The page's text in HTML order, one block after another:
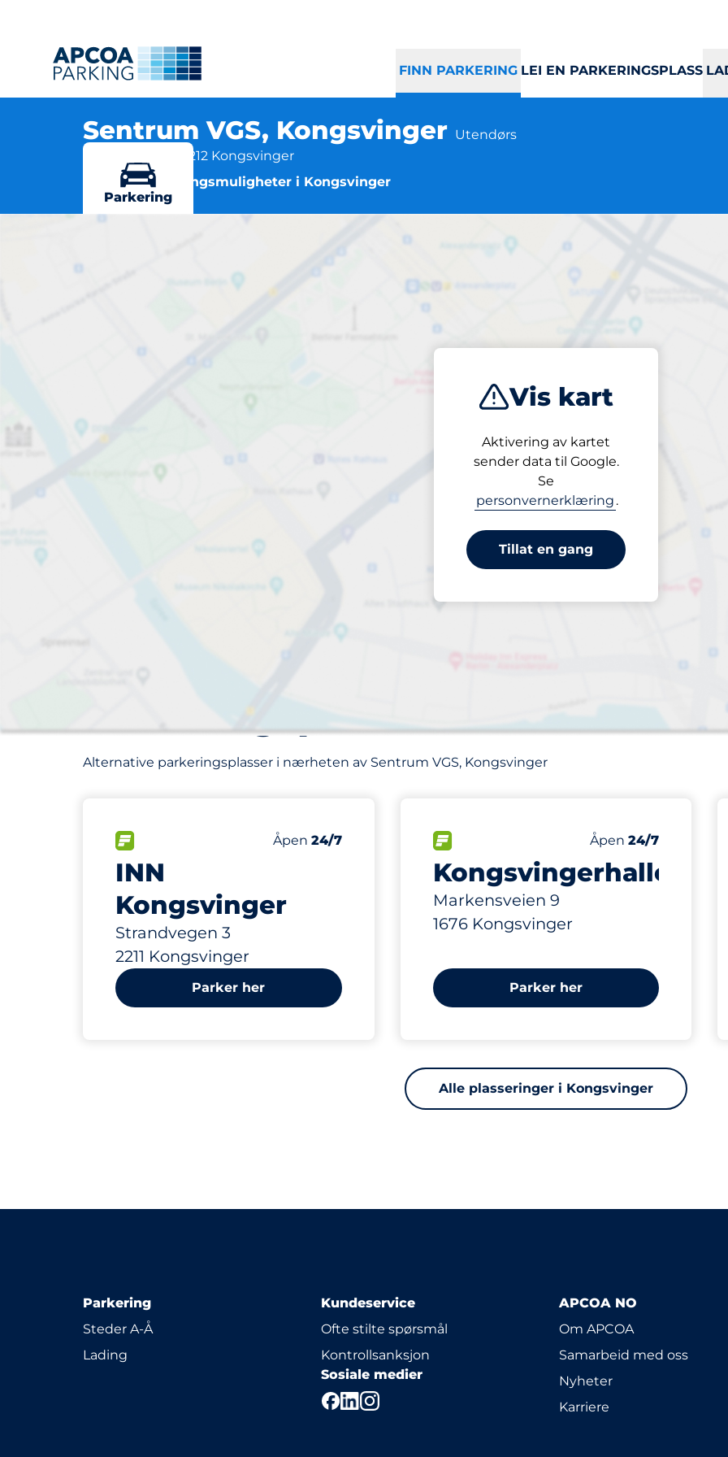
FINN PARKERING LEI EN PARKERINGSPLASS
Sentrum VGS, Kongsvinger Utendørs
Strandvegen 1, 2212 Kongsvinger
Flere parkeringsmuligheter i Kongsvinger
Vis kart
Aktivering av kartet
sender data til Google.
Se
personvernerklæring .
Tillat en gang
Parkering
Sentrum VGS,
Åpen nå
Parkeringsplasser i nærheten
Alternative parkeringsplasser i nærheten av Sentrum VGS, Kongsvinger
INN
Kongsvinger
Strandvegen 3
2211 Kongsvinger
Antall parkeringsplasser:
Parkeringsplasser
40
Fredag
Åpen 24/7
78 m
Parker her
Kongsvingerhallen
Markensveien 9
1676 Kongsvinger
Antall
Parkeringsplasser
166
Fredag
Åpen24/7
208 m
Parker her
Alle plasseringer i Kongsvinger
Parkering
Steder A-Å
Lading
Kundeservice
Ofte stilte spørsmål
Kontrollsanksjon
Sosiale medier
APCOA NO
Om APCOA
Samarbeid med oss
Nyheter
Karriere